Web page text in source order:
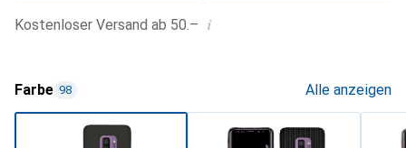
Kostenloser Versand ab 50.– i
Farbe 98 Alle anzeigen